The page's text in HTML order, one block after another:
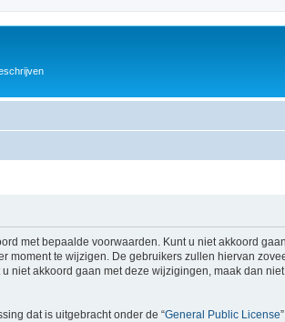
met bepaalde voorwaarden. Kunt u niet akkoord
moment te wijzigen. De gebruikers zullen hiervan
akkoord gaan met deze wijzigingen, maak dan
dat is uitgebracht onder de “General Public License